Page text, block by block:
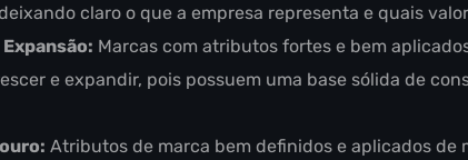
claro o que a empresa representa e quais
Marcas com atributos fortes e bem
e expandir, pois possuem uma base sólida de
Atributos de marca bem definidos e aplicados de